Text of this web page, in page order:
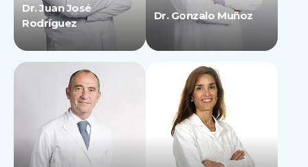
Dr. Juan José
Rodríguez
Dr. Gonzalo Muñoz